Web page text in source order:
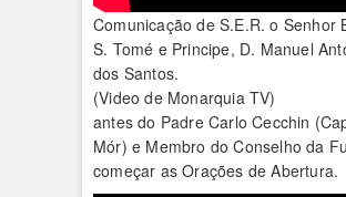
Comunicação de S.E.R. o Senhor
S. Tomé e Principe, D. Manuel
dos Santos.
(Video de Monarquia TV)
antes do Padre Carlo Cecchin
Mór) e Membro do Conselho da
começar as Orações de Abertura.